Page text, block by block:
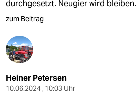
durchgesetzt. Neugier wird bleiben.
zum Beitrag
Heiner Petersen
10.06.2024 , 10:03 Uhr